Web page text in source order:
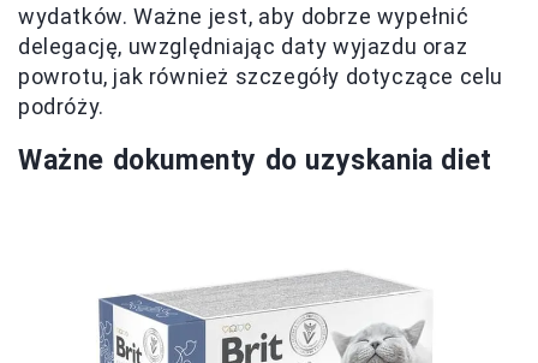
wydatków. Ważne jest, aby dobrze wypełnić
delegację, uwzględniając daty wyjazdu oraz
powrotu, jak również szczegóły dotyczące celu
podróży.
Ważne dokumenty do uzyskania diet